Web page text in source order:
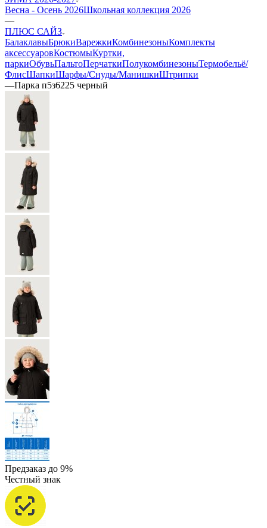
Весна - Осень 2026Школьная коллекция 2026
—
ПЛЮС САЙЗ
БалаклавыБрюкиВарежкиКомбинезоныКомплекты
аксессуаровКостюмыКуртки,
паркиОбувьПальтоПерчаткиПолукомбинезоныТермобельё/
ФлисШапкиШарфы/Снуды/МанишкиШтрипки
—Парка п5з6225 черный
Предзаказ до 9%
Честный знак